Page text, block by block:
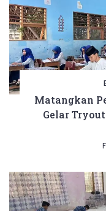
Matangkan
Gelar